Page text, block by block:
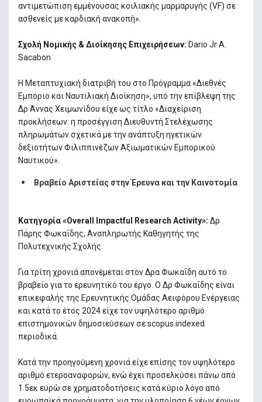
αντιμετώπιση εμμένουσας κοιλιακής μαρμαρυγής (VF) σε
ασθενείς με καρδιακή ανακοπή».
Σχολή Νομικής & Διοίκησης Επιχειρήσεων: Dario Jr A.
Sacabon
Η Μεταπτυχιακή διατριβή του στο Πρόγραμμα «Διεθνές
Εμπόριο και Ναυτιλιακή Διοίκηση», υπό την επίβλεψη της
Δρ Άννας Χειμωνίδου είχε ως τίτλο «Διαχείριση
προκλήσεων: η προσέγγιση Διευθυντή Στελέχωσης
πληρωμάτων σχετικά με την ανάπτυξη ηγετικών
δεξιοτήτων Φιλιππινέζων Αξιωματικών Εμπορικού
Ναυτικού».
Βραβείο Αριστείας στην Έρευνα και την Καινοτομία
Κατηγορία «Overall Impactful Research Activity»: Δρ
Πάρης Φωκαΐδης, Αναπληρωτής Καθηγητής της
Πολυτεχνικής Σχολής.
Για τρίτη χρονιά απονέμεται στον Δρα Φωκαΐδη αυτό το
βραβείο για το ερευνητικό του έργο. Ο Δρ Φωκαΐδης είναι
επικεφαλής της Ερευνητικής Ομάδας Αειφόρου Ενέργειας
και κατά το έτος 2024 είχε τον υψηλότερο αριθμό
επιστημονικών δημοσιεύσεων σε scopus indexed
περιοδικά.
Κατά την προηγούμενη χρονιά είχε επίσης τον υψηλότερο
αριθμό ετεροαναφορών, ενώ έχει προσελκύσει πάνω από
1.5εκ ευρώ σε χρηματοδοτήσεις κατά κύριο λόγο από